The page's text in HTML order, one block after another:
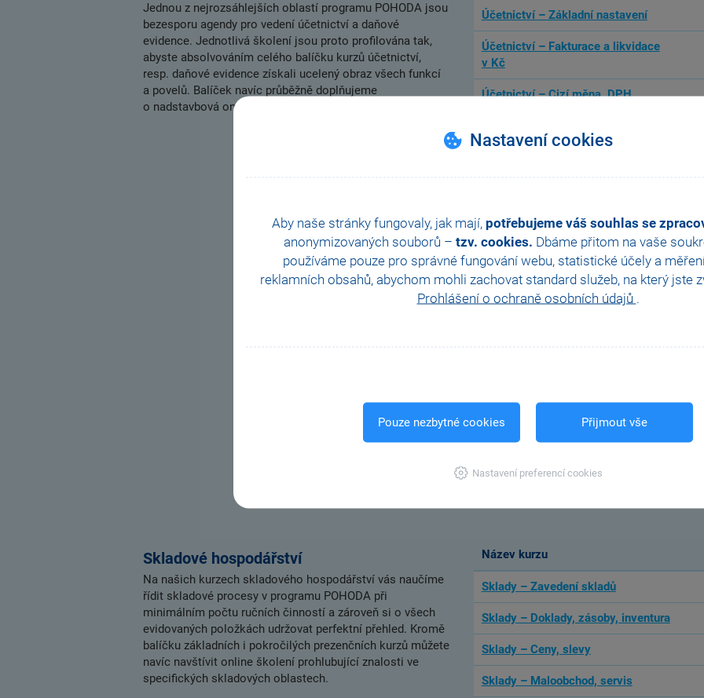
Nastavení cookies
Aby naše stránky fungovaly, jak mají, potřebujeme váš souhlas se
anonymizovaných souborů – tzv. cookies. Dbáme přitom na vaše
používáme pouze pro správné fungování webu, statistické účely a
reklamních obsahů, abychom mohli zachovat standard služeb, na který jste
Prohlášení o ochraně osobních údajů .
Pouze nezbytné cookies Přijmout vše
Nastavení preferencí cookies
Jednou z nejrozsáhlejších oblastí programu POHODA jsou
bezesporu agendy pro vedení účetnictví a daňové
evidence. Jednotlivá školení jsou proto profilována tak,
abyste absolvováním celého balíčku kurzů účetnictví,
resp. daňové evidence získali ucelený obraz všech funkcí
a povelů. Balíček navíc průběžně doplňujeme
o nadstavbová online školení na vaše přání.
Účetnictví – Základní nastavení
Účetnictví – Fakturace a likvidace
v Kč
Účetnictví – Cizí měna, DPH
Daňová evidence – Ukončení roku
Účetní uzávěrka
Účetní uzávěrka – Uzávěrka účtů
Zálohové faktury
Skladové hospodářství
Na našich kurzech skladového hospodářství vás naučíme
řídit skladové procesy v programu POHODA při
minimálním počtu ručních činností a zároveň si o všech
evidovaných položkách udržovat perfektní přehled. Kromě
balíčku základních i pokročilých prezenčních kurzů můžete
navíc navštívit online školení prohlubující znalosti ve
specifických skladových oblastech.
Název kurzu
Sklady – Zavedení skladů
Sklady – Doklady, zásoby, inventura
Sklady – Ceny, slevy
Sklady – Maloobchod, servis